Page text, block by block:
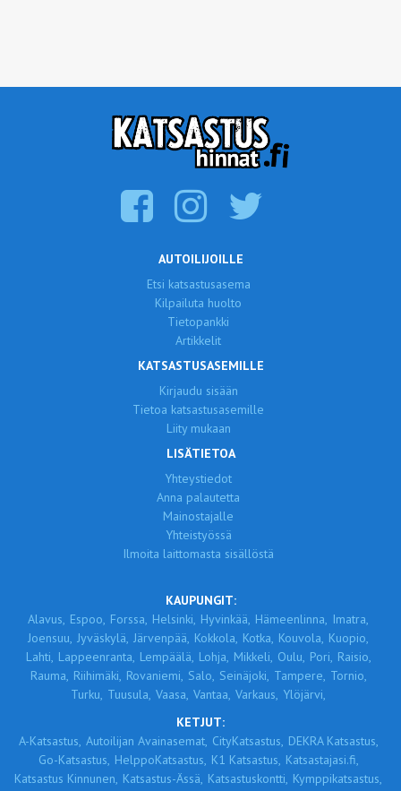
AUTOILIJOILLE
Etsi katsastusasema
Kilpailuta huolto
Tietopankki
Artikkelit
KATSASTUSASEMILLE
Kirjaudu sisään
Tietoa katsastusasemille
Liity mukaan
LISÄTIETOA
Yhteystiedot
Anna palautetta
Mainostajalle
Yhteistyössä
Ilmoita laittomasta sisällöstä
KAUPUNGIT:
Alavus, Espoo, Forssa, Helsinki, Hyvinkää, Hämeenlinna, Imatra,
Joensuu, Jyväskylä, Järvenpää, Kokkola, Kotka, Kouvola, Kuopio,
Lahti, Lappeenranta, Lempäälä, Lohja, Mikkeli, Oulu, Pori, Raisio,
Rauma, Riihimäki, Rovaniemi, Salo, Seinäjoki, Tampere, Tornio,
Turku, Tuusula, Vaasa, Vantaa, Varkaus, Ylöjärvi,
KETJUT:
A-Katsastus, Autoilijan Avainasemat, CityKatsastus, DEKRA Katsastus,
Go-Katsastus, HelppoKatsastus, K1 Katsastus, Katsastajasi.fi,
Katsastus Kinnunen, Katsastus-Ässä, Katsastuskontti, Kymppikatsastus,